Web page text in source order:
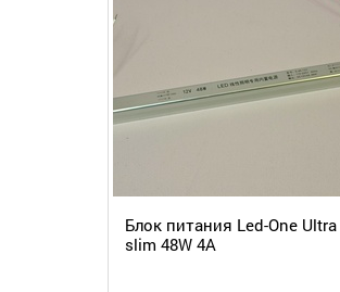
Блок питания Led-One Ultra
slim 48W 4A